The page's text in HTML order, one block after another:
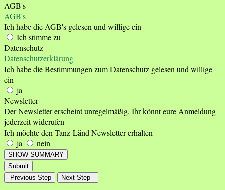
AGB's
AGB's
Ich habe die AGB's gelesen und willige ein
Ich stimme zu
Datenschutz
Datenschutzerklärung
Ich habe die Bestimmungen zum Datenschutz gelesen und willige
ein
ja
Newsletter
Der Newsletter erscheint unregelmäßig. Ihr könnt eure Anmeldung
jederzeit widerufen
Ich möchte den Tanz-Länd Newsletter erhalten
ja
nein
SHOW SUMMARY
Submit
Previous Step
Next Step